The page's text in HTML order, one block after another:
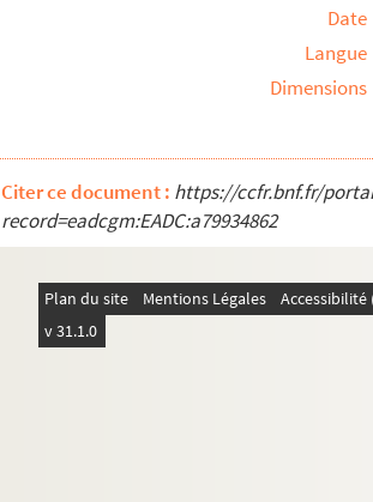
Date
Langue
Dimensions
Citer ce document : https://ccfr.bnf.fr/
record=eadcgm:EADC:a79934862
Plan du site Mentions Légales
v 31.1.0